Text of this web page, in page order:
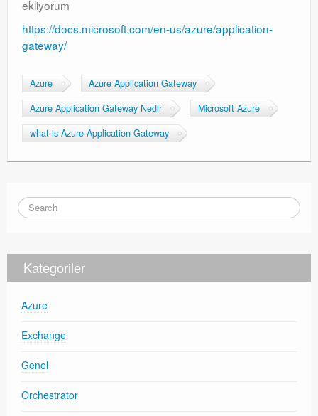
ekliyorum
https://docs.microsoft.com/en-us/azure/application-
gateway/
Azure
Azure Application Gateway
Azure Application Gateway Nedir
Microsoft Azure
what is Azure Application Gateway
Kategoriler
Azure
Exchange
Genel
Orchestrator